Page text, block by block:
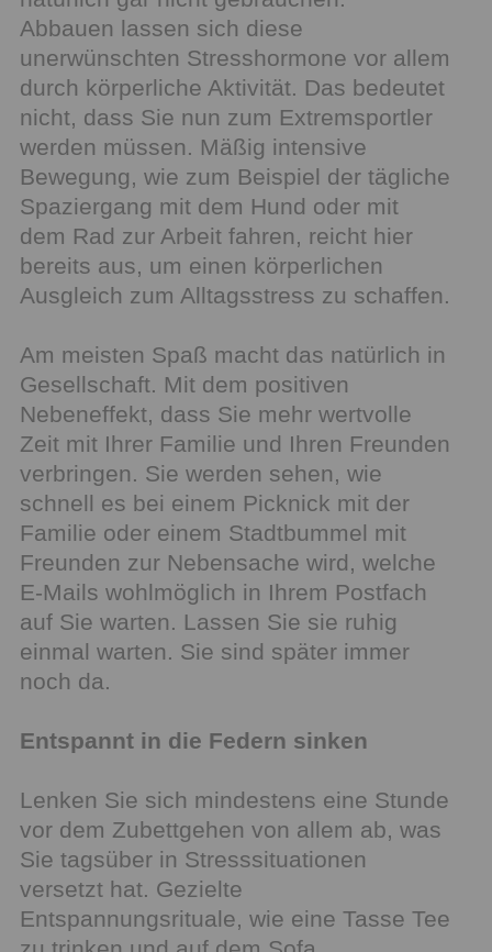
Abbauen lassen sich diese
unerwünschten Stresshormone vor allem
durch körperliche Aktivität. Das bedeutet
nicht, dass Sie nun zum Extremsportler
werden müssen. Mäßig intensive
Bewegung, wie zum Beispiel der tägliche
Spaziergang mit dem Hund oder mit
dem Rad zur Arbeit fahren, reicht hier
bereits aus, um einen körperlichen
Ausgleich zum Alltagsstress zu schaffen.
Am meisten Spaß macht das natürlich in
Gesellschaft. Mit dem positiven
Nebeneffekt, dass Sie mehr wertvolle
Zeit mit Ihrer Familie und Ihren Freunden
verbringen. Sie werden sehen, wie
schnell es bei einem Picknick mit der
Familie oder einem Stadtbummel mit
Freunden zur Nebensache wird, welche
E-Mails wohlmöglich in Ihrem Postfach
auf Sie warten. Lassen Sie sie ruhig
einmal warten. Sie sind später immer
noch da.
Entspannt in die Federn sinken
Lenken Sie sich mindestens eine Stunde
vor dem Zubettgehen von allem ab, was
Sie tagsüber in Stresssituationen
versetzt hat. Gezielte
Entspannungsrituale, wie eine Tasse Tee